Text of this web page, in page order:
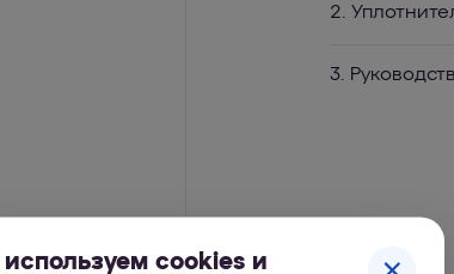
2.
3.
cookies и